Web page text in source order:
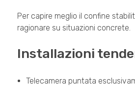
Per capire meglio il confine
ragionare su situazioni concrete.
Installazioni
Telecamera puntata